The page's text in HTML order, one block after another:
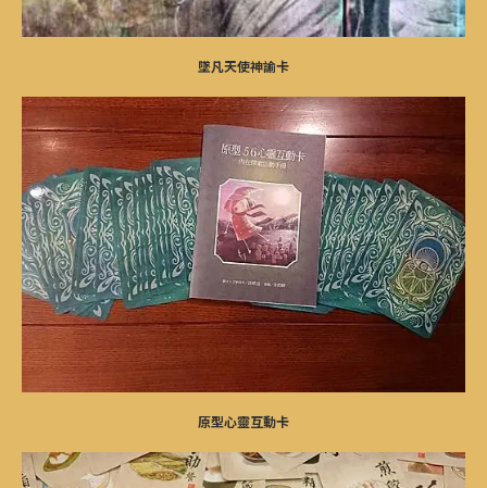
墜凡天使神諭卡
原型心靈互動卡